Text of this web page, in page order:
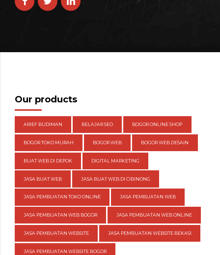
Our products
ARIEF BUDIMAN BELAJAR SEO BOGOR ONLINE SHOP
BOGOR TOKO MURAH BOGOR WEB BOGOR WEB DESAIN
BUAT WEB DI DEPOK DIGITAL MARKETING
JASA BUAT WEB JASA BUAT WEB DI CIBINONG
JASA PEMBUATAN TOKO ONLINE JASA PEMBUATAN WEB
JASA PEMBUATAN WEB BOGOR JASA PEMBUATAN WEB ONLINE
JASA PEMBUATAN WEBSITE JASA PEMBUATAN WEBSITE BEKASI
JASA PEMBUATAN WEBSITE BOGOR